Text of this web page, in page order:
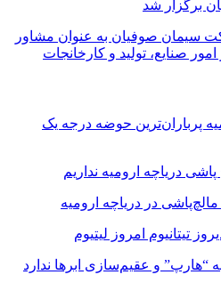
برگزار شد
سیمان صوفیان به عنوان مشاور
صنایع، تولید و کارخانجات
پرباران‌ترین حوضه‌ درجه یک
دریاچه ارومیه نداریم
در دریاچه ارومیه
تیتانیوم امروز لیتیوم
“هارپ” و عقیم‌سازی ابرها ندارد